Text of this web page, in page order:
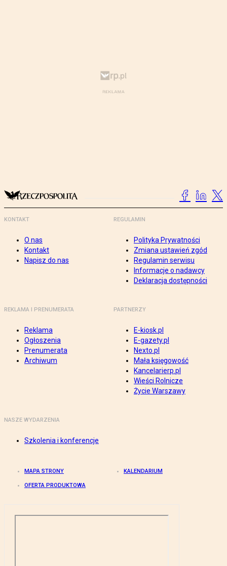
KONTAKT
O nas
Kontakt
Napisz do nas
REGULAMIN
Polityka Prywatności
Zmiana ustawień zgód
Regulamin serwisu
Informacje o nadawcy
Deklaracja dostępności
REKLAMA I PRENUMERATA
Reklama
Ogłoszenia
Prenumerata
Archiwum
PARTNERZY
E-kiosk.pl
E-gazety.pl
Nexto.pl
Mała księgowość
Kancelarierp.pl
Wieści Rolnicze
Życie Warszawy
NASZE WYDARZENIA
Szkolenia i konferencje
MAPA STRONY KALENDARIUM
OFERTA PRODUKTOWA